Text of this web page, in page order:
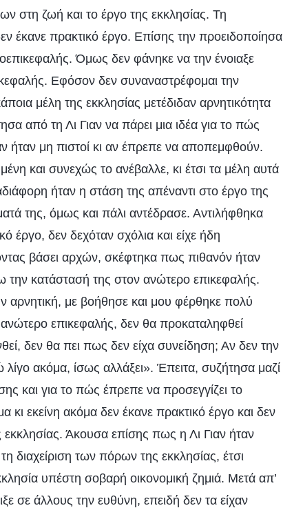
στη ζωή και το έργο της εκκλησίας. Τη
έκανε πρακτικό έργο. Επίσης την προειδοποίησα
Όμως δεν φάνηκε να την ένοιαξε
Εφόσον δεν συναναστρέφομαι την
μέλη της εκκλησίας μετέδιδαν αρνητικότητα
από τη Λι Γιαν να πάρει μια ιδέα για το πώς
ήταν μη πιστοί κι αν έπρεπε να αποπεμφθούν.
και συνεχώς το ανέβαλλε, κι έτσι τα μέλη αυτά
ήταν η στάση της απέναντι στο έργο της
της, όμως και πάλι αντέδρασε. Αντιλήφθηκα
έργο, δεν δεχόταν σχόλια και είχε ήδη
βάσει αρχών, σκέφτηκα πως πιθανόν ήταν
την κατάστασή της στον ανώτερο επικεφαλής.
με βοήθησε και μου φέρθηκε πολύ
επικεφαλής, δεν θα προκαταληφθεί
δεν θα πει πως δεν είχα συνείδηση; Αν δεν την
ακόμα, ίσως αλλάξει». Έπειτα, συζήτησα μαζί
και για το πώς έπρεπε να προσεγγίζει το
εκείνη ακόμα δεν έκανε πρακτικό έργο και δεν
εκκλησίας. Άκουσα επίσης πως η Λι Γιαν ήταν
διαχείριση των πόρων της εκκλησίας, έτσι
υπέστη σοβαρή οικονομική ζημιά. Μετά απ’
σε άλλους την ευθύνη, επειδή δεν τα είχαν